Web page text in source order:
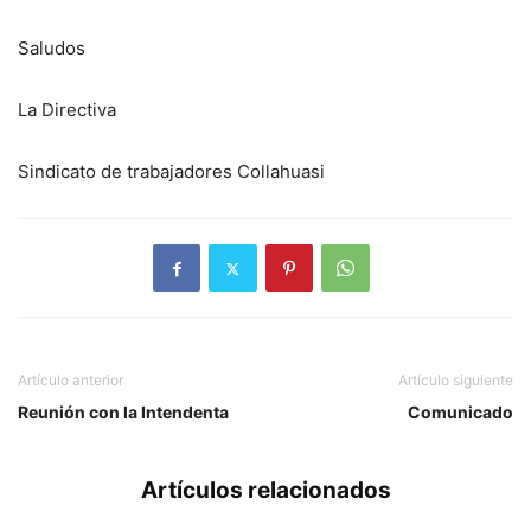
Saludos
La Directiva
Sindicato de trabajadores Collahuasi
Artículo anterior
Reunión con la Intendenta
Artículo siguiente
Comunicado
Artículos relacionados